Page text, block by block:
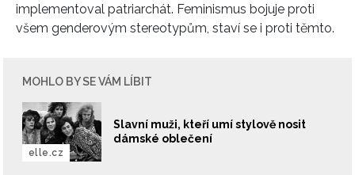
implementoval patriarchát. Feminismus bojuje proti
všem genderovým stereotypům, staví se i proti těmto.
MOHLO BY SE VÁM LÍBIT
Slavní muži, kteří umí stylově nosit
dámské oblečení
elle.cz